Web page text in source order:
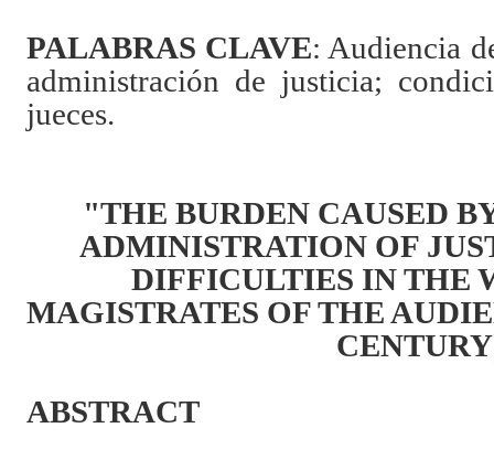
PALABRAS CLAVE: Audiencia
administración de justicia;
jueces.
"THE BURDEN CAUSED
ADMINISTRATION OF
DIFFICULTIES IN THE
MAGISTRATES OF THE
CENTURY
ABSTRACT